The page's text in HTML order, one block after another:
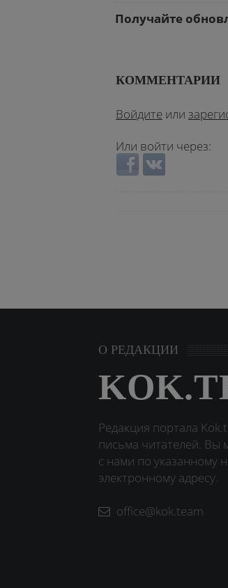
Получайте
КОММЕНТАРИИ
Войдите или
Или войти через:
Login with Facebook
Login with
О РЕДАКЦИИ
Редакция портала
письма читателей. Вы
с нами по указанному
электронному адресу.
office@kok.team